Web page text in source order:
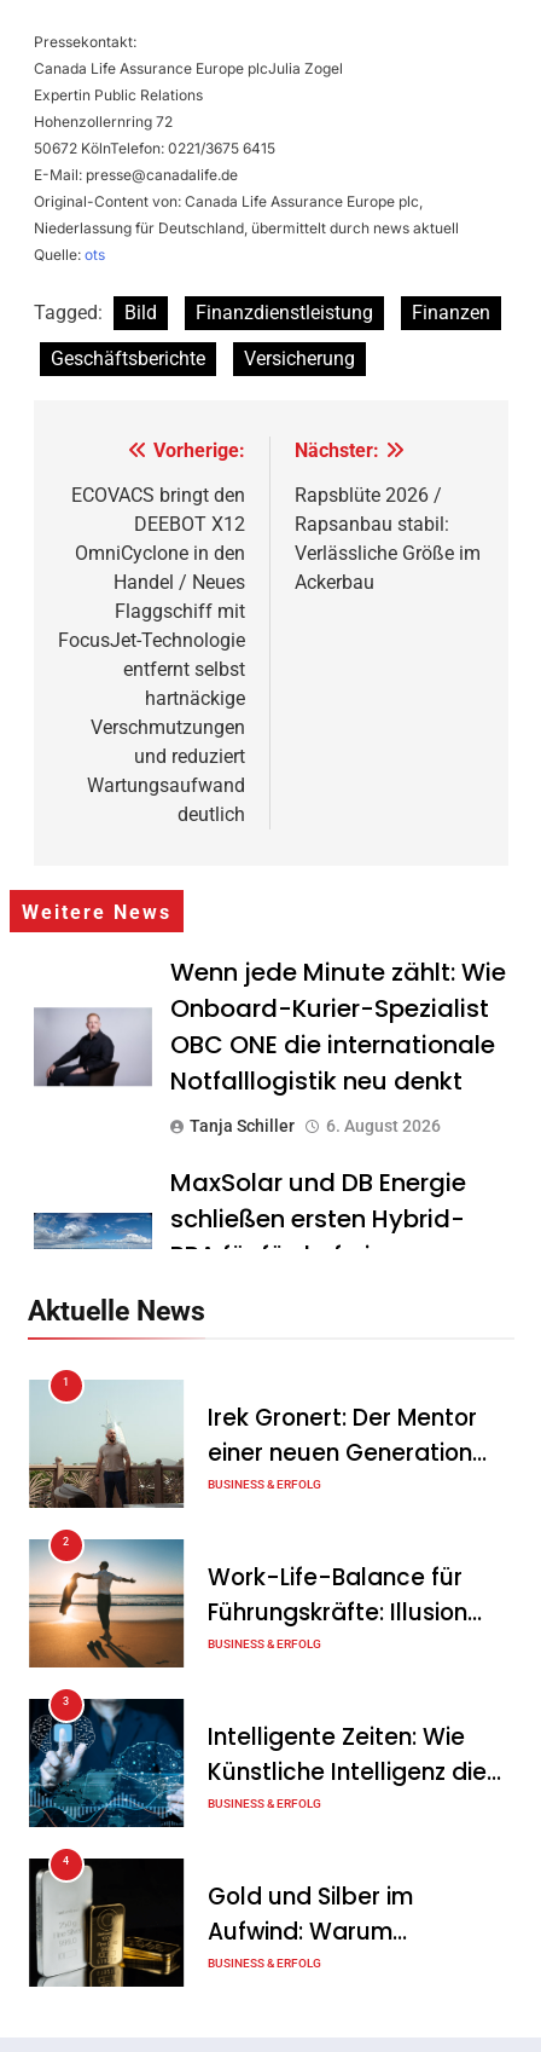
Pressekontakt:
Canada Life Assurance Europe plcJulia Zogel
Expertin Public Relations
Hohenzollernring 72
50672 KölnTelefon: 0221/3675 6415
E-Mail: presse@canadalife.de
Original-Content von: Canada Life Assurance Europe plc,
Niederlassung für Deutschland, übermittelt durch news aktuell
Quelle: ots
Tagged: Bild Finanzdienstleistung
Finanzen
Geschäftsberichte
Versicherung
Beitragsnavigation
Vorherige:
ECOVACS bringt den
DEEBOT X12
OmniCyclone in den
Handel / Neues
Flaggschiff mit
FocusJet-Technologie
entfernt selbst
hartnäckige
Verschmutzungen
und reduziert
Wartungsaufwand
deutlich
Nächster:
Rapsblüte 2026 /
Rapsanbau stabil:
Verlässliche Größe im
Ackerbau
Weitere News
Wenn jede Minute zählt: Wie
Onboard-Kurier-Spezialist
OBC ONE die internationale
Notfalllogistik neu denkt
Tanja Schiller 6. August 2026
MaxSolar und DB Energie
schließen ersten Hybrid-
PPA für förderfreie
Tanja Schiller
Geschäftsverlauf im
zweiten Quartal
Intersolar-Trend 2026:
Warum Batteriespeicher
zum wichtigsten Baustein
der Energiewende werden
Aktuelle News
1
Irek Gronert: Der Mentor
einer neuen Generation
von Unternehmern
BUSINESS & ERFOLG
2
Work-Life-Balance für
Führungskräfte: Illusion
oder echte Chance?
BUSINESS & ERFOLG
3
Intelligente Zeiten: Wie
Künstliche Intelligenz die
Geschäftswelt verändert
BUSINESS & ERFOLG
4
Gold und Silber im
Aufwind: Warum
Edelmetalle als sicherer
BUSINESS & ERFOLG